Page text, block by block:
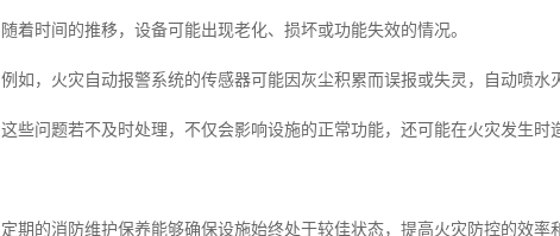
随着时间的推移，设备可能出现老化、损坏或功能失效的情况。
例如，火灾自动报警系统的传感器可能因灰尘积累而误报或失灵，自动喷水
这些问题若不及时处理，不仅会影响设施的正常功能，还可能在火灾发生时
定期的消防维护保养能够确保设施始终处于较佳状态，提高火灾防控的效率